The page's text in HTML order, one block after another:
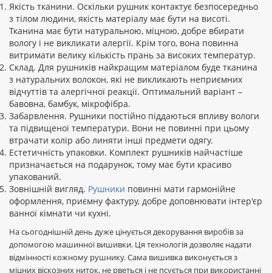
Якість тканини. Оскільки рушник контактує безпосередньо
з тілом людини, якість матеріалу має бути на висоті.
Тканина має бути натуральною, міцною, добре вбирати
вологу і не викликати алергії. Крім того, вона повинна
витримати велику кількість прань за високих температур.
Склад. Для рушників найкращим матеріалом буде тканина
з натуральних волокон, які не викликають неприємних
відчуттів та алергічної реакції. Оптимальний варіант –
бавовна, бамбук, мікрофібра.
Забарвлення. Рушники постійно піддаються впливу вологи
та підвищеної температури. Вони не повинні при цьому
втрачати колір або линяти інші предмети одягу.
Естетичність упаковки. Комплект рушників найчастіше
призначається на подарунок, тому має бути красиво
упакований.
Зовнішній вигляд. Рушники повинні мати гармонійне
оформлення, приємну фактуру, добре доповнювати інтер'єр
ванної кімнати чи кухні.
На сьогоднішній день дуже цінується декорування виробів за
допомогою машинної вишивки. Ця технологія дозволяє надати
відмінності кожному рушнику. Сама вишивка виконується з
міцних віскозних ниток, не рветься і не псується при використанні